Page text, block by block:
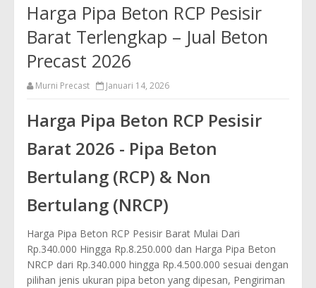
Harga Pipa Beton RCP Pesisir
Barat Terlengkap – Jual Beton
Precast 2026
Murni Precast Januari 14, 2026
Harga Pipa Beton RCP Pesisir
Barat 2026 - Pipa Beton
Bertulang (RCP) & Non
Bertulang (NRCP)
Harga Pipa Beton RCP Pesisir Barat Mulai Dari
Rp.340.000 Hingga Rp.8.250.000 dan Harga Pipa Beton
NRCP dari Rp.340.000 hingga Rp.4.500.000 sesuai dengan
pilihan jenis ukuran pipa beton yang dipesan, Pengiriman